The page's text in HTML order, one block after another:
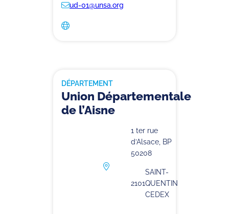
ud-01@unsa.org
DÉPARTEMENT
Union Départementale
de l’Aisne
1 ter rue
d’Alsace, BP
50208
2101
SAINT-
QUENTIN
CEDEX